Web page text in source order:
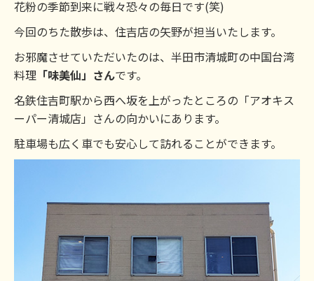
花粉の季節到来に戦々恐々の毎日です(笑)
今回のちた散歩は、住吉店の矢野が担当いたします。
お邪魔させていただいたのは、半田市清城町の中国台湾
料理 「味美仙」さんです。
名鉄住吉町駅から西へ坂を上がったところの「アオキス
ーパー清城店」さんの向かいにあります。
駐車場も広く車でも安心して訪れることができます。